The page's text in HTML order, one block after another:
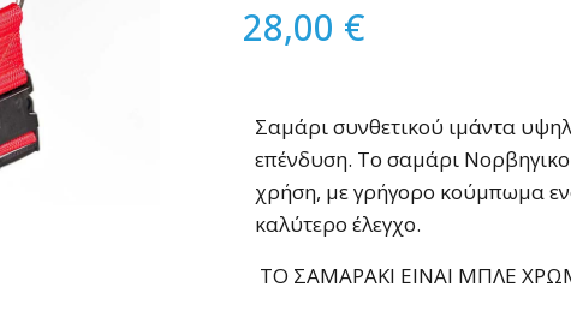
28,00 €
Σαμάρι συνθετικού ιμάντα
επένδυση. Το σαμάρι
χρήση, με γρήγορο κούμπωμα
καλύτερο έλεγχο.
ΤΟ ΣΑΜΑΡΑΚΙ ΕΙΝΑΙ ΜΠΛΕ